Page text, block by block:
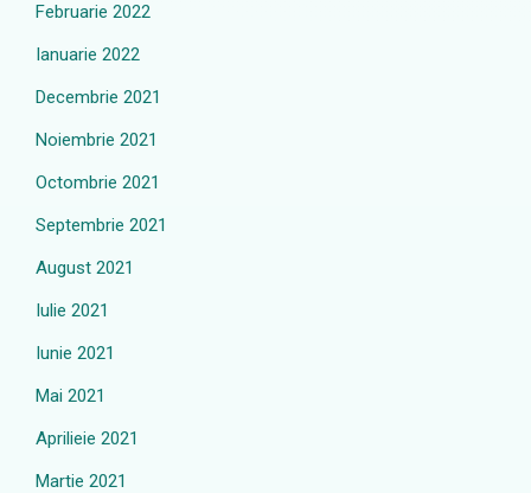
Februarie 2022
Ianuarie 2022
Decembrie 2021
Noiembrie 2021
Octombrie 2021
Septembrie 2021
August 2021
Iulie 2021
Iunie 2021
Mai 2021
Aprilieie 2021
Martie 2021